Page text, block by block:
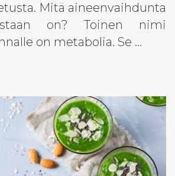
Mitä aineenvaihdunta
on? Toinen nimi
on metabolia. Se …